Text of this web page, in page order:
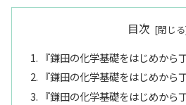
目次
『鎌田の化学基礎をはじめから
『鎌田の化学基礎をはじめから
『鎌田の化学基礎をはじめから